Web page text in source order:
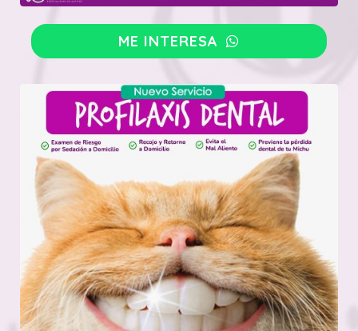
ME INTERESA